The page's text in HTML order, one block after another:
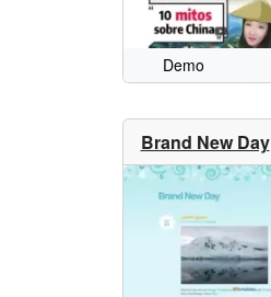
Demo
Brand New Day